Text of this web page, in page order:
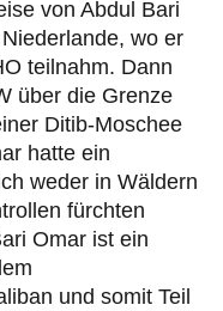
von Abdul Bari
wo er
teilnahm. Dann
über die Grenze
Ditib-Moschee
hatte ein
weder in Wäldern
fürchten
Omar ist ein
und somit Teil